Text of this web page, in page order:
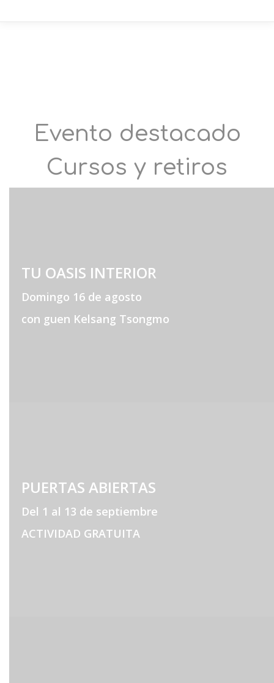
Evento destacado
Cursos y retiros
TU OASIS INTERIOR
Domingo 16 de agosto
con guen Kelsang Tsongmo
PUERTAS ABIERTAS
Del 1 al 13 de septiembre
ACTIVIDAD GRATUITA